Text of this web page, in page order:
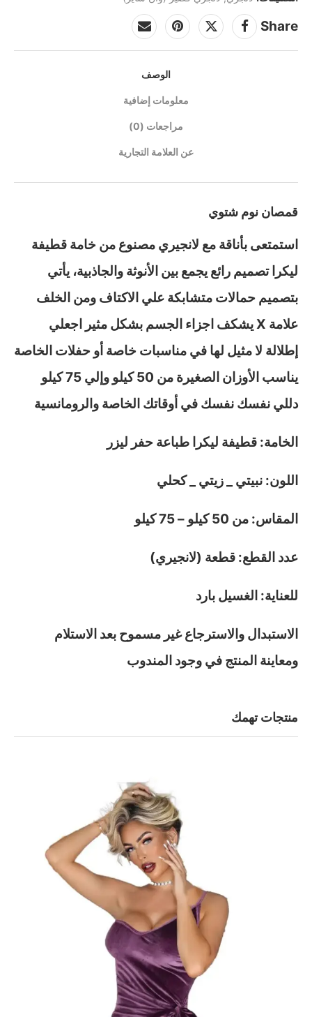
Share
الوصف
معلومات إضافية
مراجعات (0)
عن العلامة التجارية
قمصان نوم شتوي
استمتعى بأناقة مع لانجيري مصنوع من خامة قطيفة
ليكرا تصميم رائع يجمع بين الأنوثة والجاذبية، يأتي
بتصميم حمالات متشابكة علي الاكتاف ومن الخلف
علامة X يشكف اجزاء الجسم بشكل مثير اجعلي
إطلالة لا مثيل لها في مناسبات خاصة أو حفلات الخاصة
يناسب الأوزان الصغيرة من 50 كيلو وإلي 75 كيلو
دللي نفسك نفسك في أوقاتك الخاصة والرومانسية
الخامة: قطيفة ليكرا طباعة حفر ليزر
اللون: نبيتي _ زيتي _ كحلي
المقاس: من 50 كيلو – 75 كيلو
عدد القطع: قطعة (لانجيري)
للعناية: الغسيل بارد
الاستبدال والاسترجاع غير مسموح بعد الاستلام
ومعاينة المنتج في وجود المندوب
منتجات تهمك